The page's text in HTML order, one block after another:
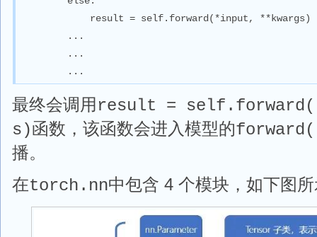
result = self.forward(*input, **kwargs)
...
...
...
最终会调用result =
s)函数，该函数会进入模型的
播。
在torch.nn中包含 4 个模块，如下图